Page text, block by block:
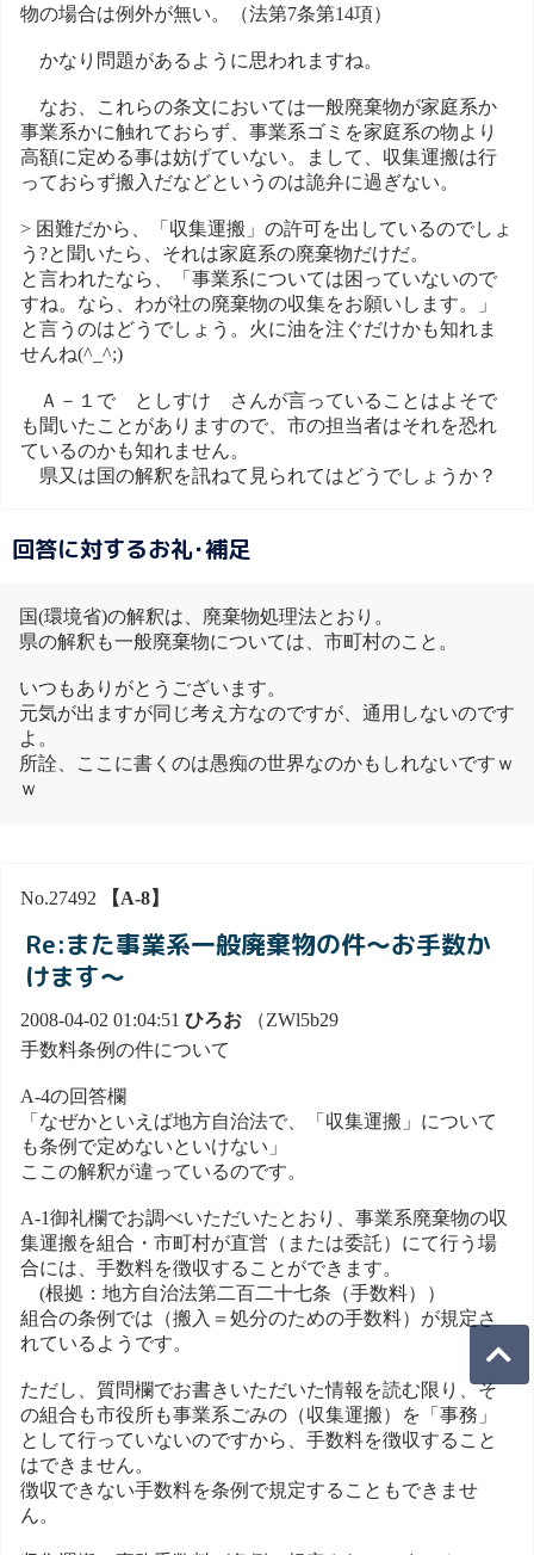
物の場合は例外が無い。（法第7条第14項）
かなり問題があるように思われますね。
なお、これらの条文においては一般廃棄物が家庭系か
事業系かに触れておらず、事業系ゴミを家庭系の物より
高額に定める事は妨げていない。まして、収集運搬は行
っておらず搬入だなどというのは詭弁に過ぎない。
> 困難だから、「収集運搬」の許可を出しているのでしょ
う?と聞いたら、それは家庭系の廃棄物だけだ。
と言われたなら、「事業系については困っていないので
すね。なら、わが社の廃棄物の収集をお願いします。」
と言うのはどうでしょう。火に油を注ぐだけかも知れま
せんね(^_^;)
Ａ－１で としすけ さんが言っていることはよそで
も聞いたことがありますので、市の担当者はそれを恐れ
ているのかも知れません。
県又は国の解釈を訊ねて見られてはどうでしょうか？
回答に対するお礼･補足
国(環境省)の解釈は、廃棄物処理法とおり。
県の解釈も一般廃棄物については、市町村のこと。
いつもありがとうございます。
元気が出ますが同じ考え方なのですが、通用しないのです
よ。
所詮、ここに書くのは愚痴の世界なのかもしれないですｗ
ｗ
No.27492 【A-8】
Re:また事業系一般廃棄物の件～お手数か
けます～
2008-04-02 01:04:51 ひろお （ZWl5b29
手数料条例の件について
A-4の回答欄
「なぜかといえば地方自治法で、「収集運搬」について
も条例で定めないといけない」
ここの解釈が違っているのです。
A-1御礼欄でお調べいただいたとおり、事業系廃棄物の収
集運搬を組合・市町村が直営（または委託）にて行う場
合には、手数料を徴収することができます。
(根拠：地方自治法第二百二十七条（手数料））
組合の条例では（搬入＝処分のための手数料）が規定さ
れているようです。
ただし、質問欄でお書きいただいた情報を読む限り、そ
の組合も市役所も事業系ごみの（収集運搬）を「事務」
として行っていないのですから、手数料を徴収すること
はできません。
徴収できない手数料を条例で規定することもできませ
ん。